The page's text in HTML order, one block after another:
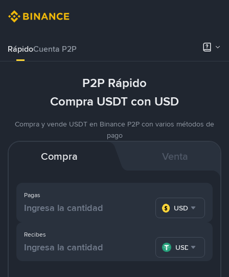
RápidoCuenta P2P
P2P Rápido
Compra USDT con USD
Compra y vende USDT en Binance P2P con varios métodos de
pago
Compra Venta
Pagas
USD
Recibes
USDT